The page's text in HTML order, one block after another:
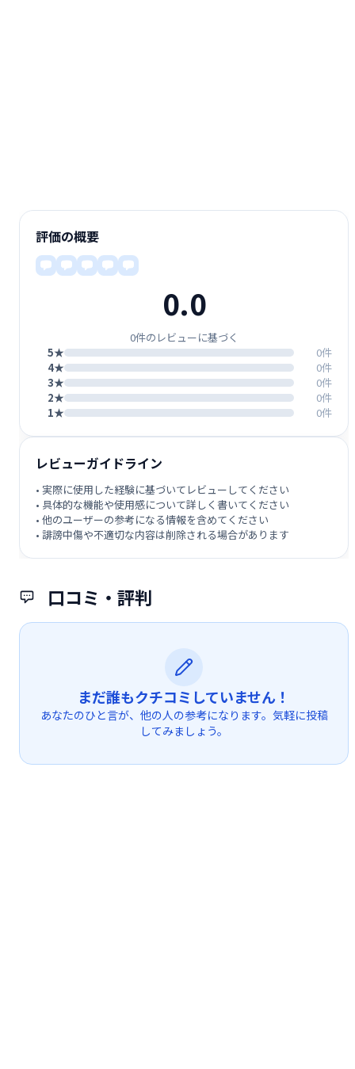
口コミ・評判
まだ誰もクチコミしていません！
あなたのひと言が、他の人の参考になります。気軽に投稿
してみましょう。
評価の概要
0.0
0件のレビューに基づく
5★
0件
4★
0件
3★
0件
2★
0件
1★
0件
レビューガイドライン
• 実際に使用した経験に基づいてレビューしてください
• 具体的な機能や使用感について詳しく書いてください
• 他のユーザーの参考になる情報を含めてください
• 誹謗中傷や不適切な内容は削除される場合があります